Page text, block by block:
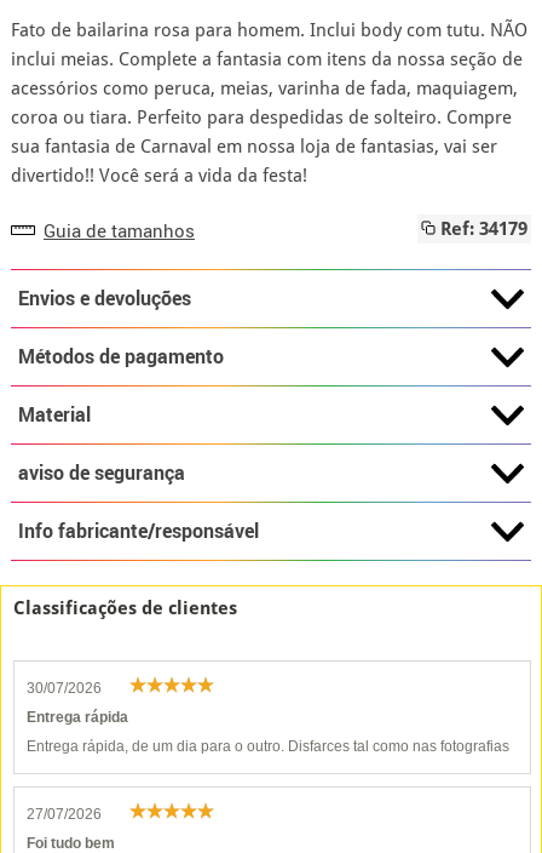
Fato de bailarina rosa para homem. Inclui body com tutu. NÃO
inclui meias. Complete a fantasia com itens da nossa seção de
acessórios como peruca, meias, varinha de fada, maquiagem,
coroa ou tiara. Perfeito para despedidas de solteiro. Compre
sua fantasia de Carnaval em nossa loja de fantasias, vai ser
divertido!! Você será a vida da festa!
Guia de tamanhos Ref: 34179
Envios e devoluções
Métodos de pagamento
Material
aviso de segurança
Info fabricante/responsável
Classificações de clientes
30/07/2026
Entrega rápida
Entrega rápida, de um dia para o outro. Disfarces tal como nas fotografias
27/07/2026
Foi tudo bem